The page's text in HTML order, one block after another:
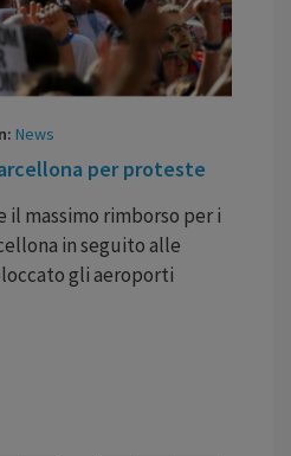
News
per proteste
massimo rimborso per i
in seguito alle
gli aeroporti